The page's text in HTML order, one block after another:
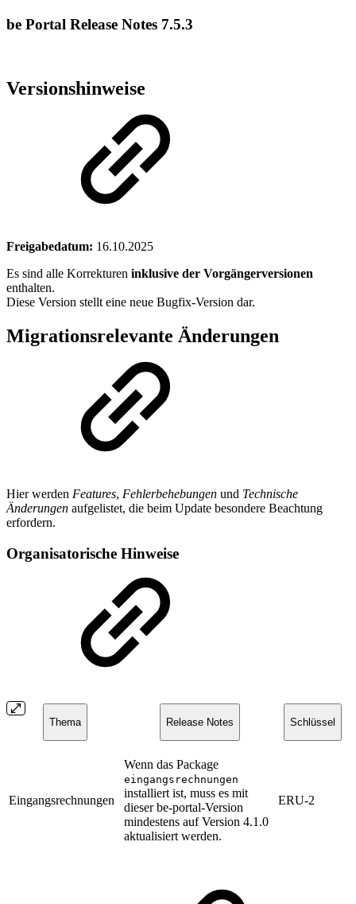
be Portal Release Notes 7.5.3
Versionshinweise
Freigabedatum: 16.10.2025
Es sind alle Korrekturen inklusive der Vorgängerversionen
enthalten.
Diese Version stellt eine neue Bugfix-Version dar.
Migrationsrelevante Änderungen
Hier werden Features, Fehlerbehebungen und Technische
Änderungen aufgelistet, die beim Update besondere Beachtung
erfordern.
Organisatorische Hinweise
Thema Release Notes Schlüssel
Eingangsrechnungen
Wenn das Package
eingangsrechnungen
installiert ist, muss es mit
dieser be-portal-Version
mindestens auf Version 4.1.0
aktualisiert werden.
ERU-2